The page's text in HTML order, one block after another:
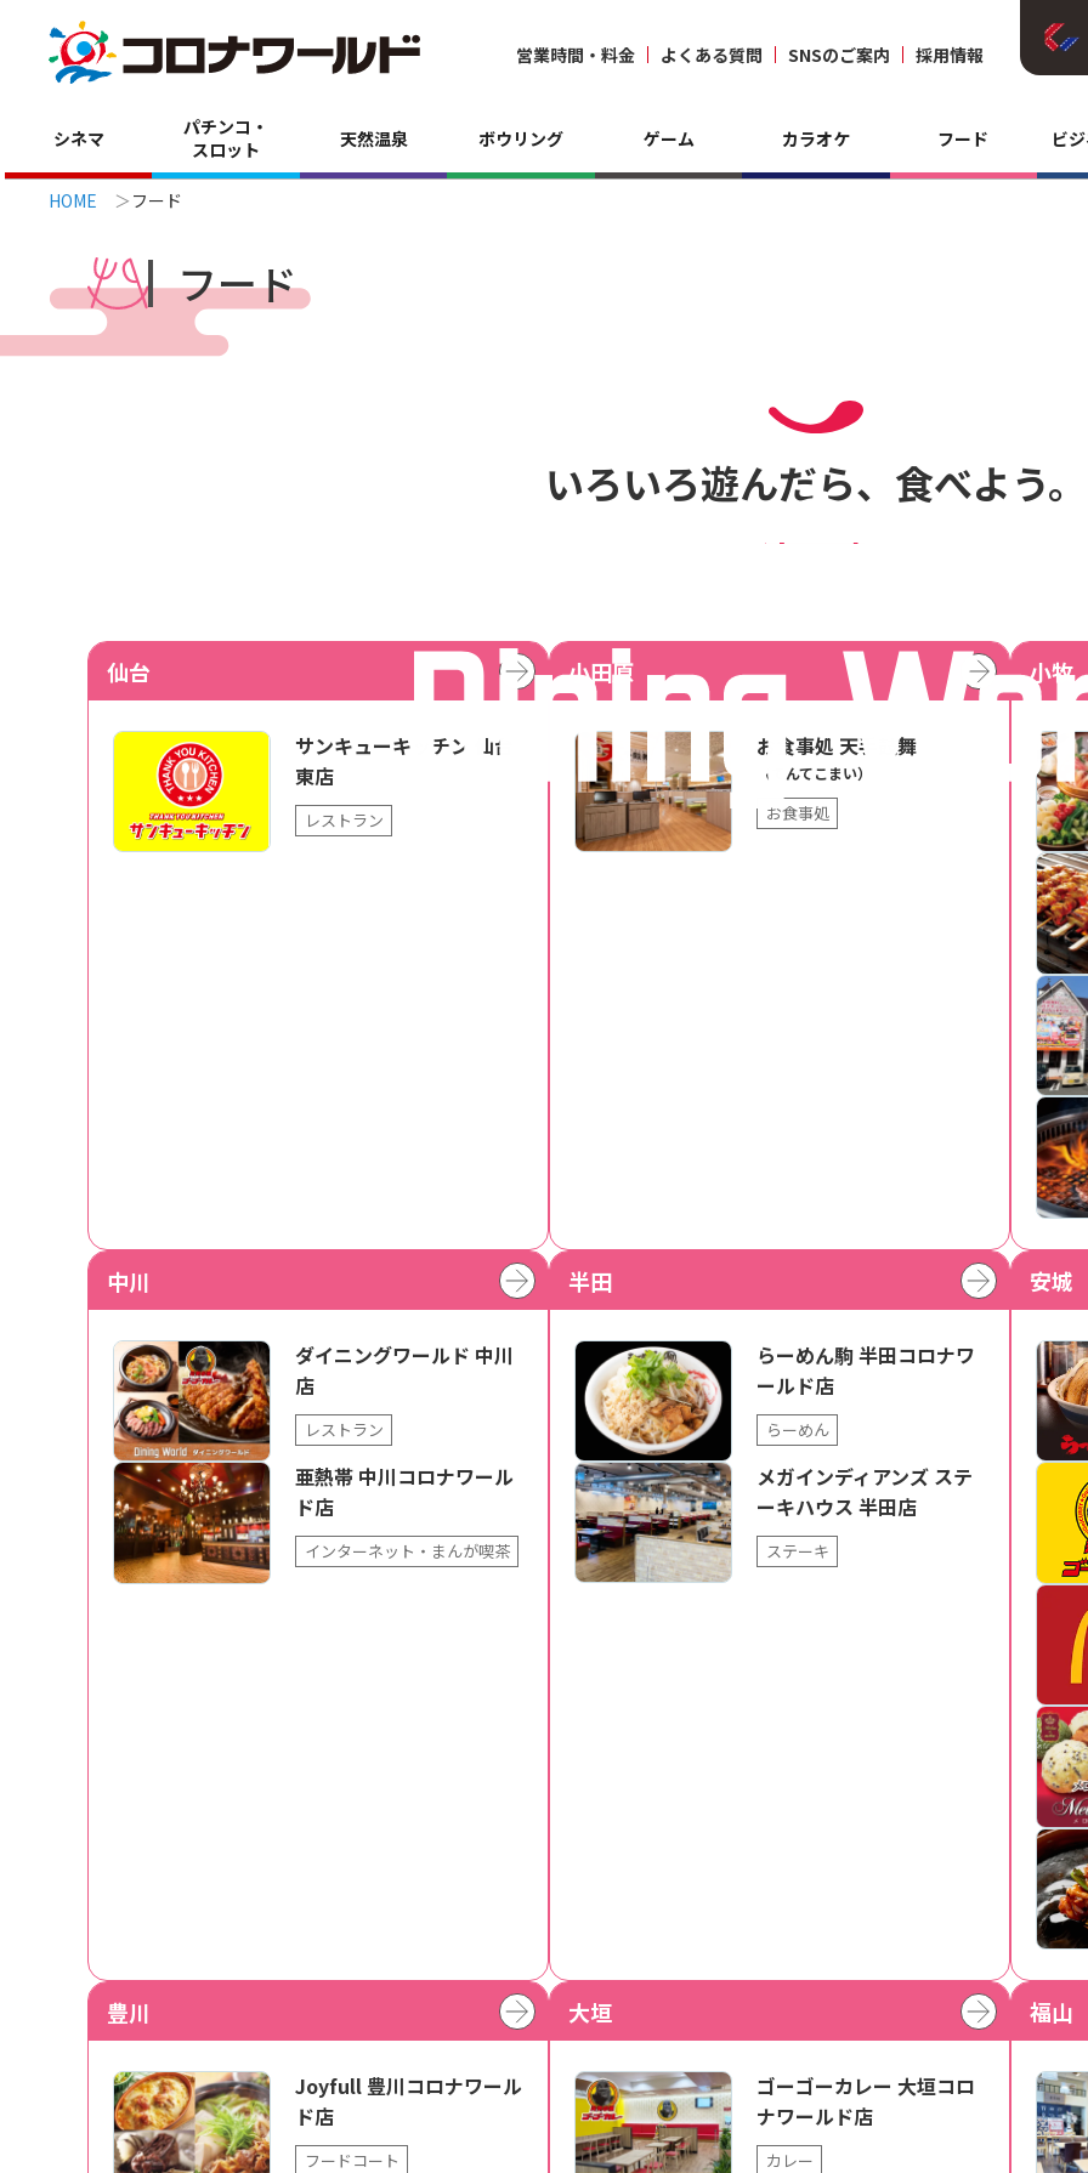
営業時間・料金 よくある質問 SNSのご案内 採用情報
シネマ
パチンコ・
スロット
天然温泉 ボウリング ゲーム カラオケ フード ビ
HOME フード
フード
いろいろ遊んだら、食べよう。
仙台
サンキューキッチン 仙台
東店
レストラン
小田原
お食事処 天手鼓舞
（てんてこまい）
お食事処
小牧
中川
ダイニングワールド 中川
店
レストラン
亜熱帯 中川コロナワール
ド店
インターネット・まんが喫茶
半田
らーめん駒 半田コロナワ
ールド店
らーめん
メガインディアンズ ステ
ーキハウス 半田店
ステーキ
安城
豊川
Joyfull 豊川コロナワール
ド店
フードコート
大垣
ゴーゴーカレー 大垣コロ
ナワールド店
カレー
福山